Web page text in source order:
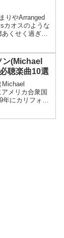
りやArranged
カオスのような
くせく過ぎる
ン(Michael
聴楽曲10選
Michael
メリカ合衆国
にカリフォル